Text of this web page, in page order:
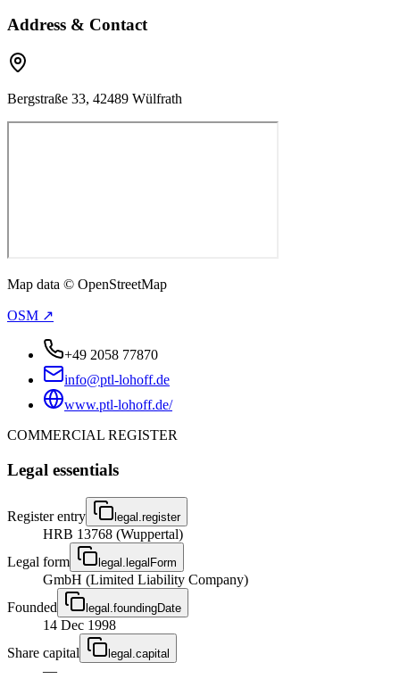
Address & Contact
Bergstraße 33, 42489 Wülfrath
Map data © OpenStreetMap
OSM ↗
+49 2058 77870
info@ptl-lohoff.de
www.ptl-lohoff.de/
COMMERCIAL REGISTER
Legal essentials
Register entry legal.register
HRB 13768 (Wuppertal)
Legal form
legal.legalForm
GmbH (Limited Liability Company)
Founded
legal.foundingDate
14 Dec 1998
Share capital
legal.capital
—